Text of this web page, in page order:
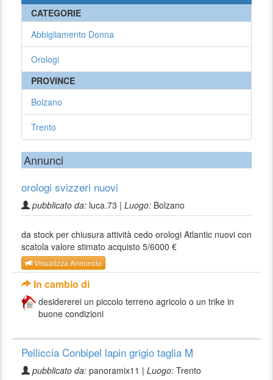
CATEGORIE
Abbigliamento Donna
Orologi
PROVINCE
Bolzano
Trento
Annunci
orologi svizzeri nuovi
pubblicato da: luca.73 | Luogo: Bolzano
da stock per chiusura attività cedo orologi Atlantic nuovi con
scatola valore stimato acquisto 5/6000 €
Visualizza Annuncio
In cambio di
desidererei un piccolo terreno agricolo o un trike in
buone condizioni
Pelliccia Conbipel lapin grigio taglia M
pubblicato da: panoramix11 | Luogo: Trento